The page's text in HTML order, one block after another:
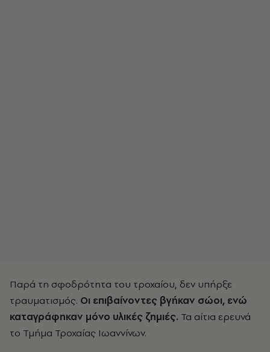
Παρά τη σφοδρότητα του τροχαίου, δεν υπήρξε
τραυματισμός. Οι επιβαίνοντες βγήκαν σώοι, ενώ
καταγράφηκαν μόνο υλικές ζημιές. Τα αίτια ερευνά
το Τμήμα Τροχαίας Ιωαννίνων.